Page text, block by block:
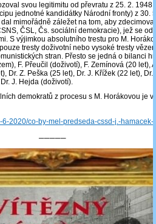
svou legitimitu od převratu z 25. 2. 1948
jednotné kandidátky Národní fronty) z 30.
mimořádně záležet na tom, aby
ČSL, Čs. sociální demokracie), jež se
S výjimkou absolutního trestu pro M.
tresty doživotní nebo vysoké tresty
stran. Přesto se jedná o bilanci
F. Přeučil (doživotí), F. Zemínová (20 let),
Dr. Z. Peška (25 let), Dr. J. Křížek (22 let), Dr.
J. Hejda (doživotí).
demokratů z procesu s M. Horákovou je
6-2020/co-by-mel-predseda-cssd-j.-hamacek-
─────